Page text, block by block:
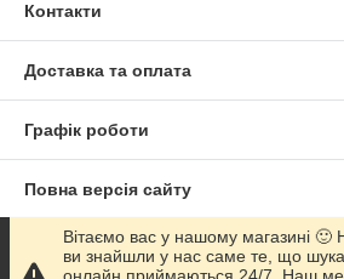
Контакти
Доставка та оплата
Графік роботи
Повна версія сайту
Сайт створено на маркетплейсі
Вітаємо вас у нашому магазині
ви знайшли у нас саме те, що